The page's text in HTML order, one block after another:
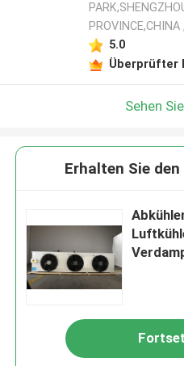
PROVINCE,CHINA
5.0
Überprüfter
Sehen
Erhalten Sie